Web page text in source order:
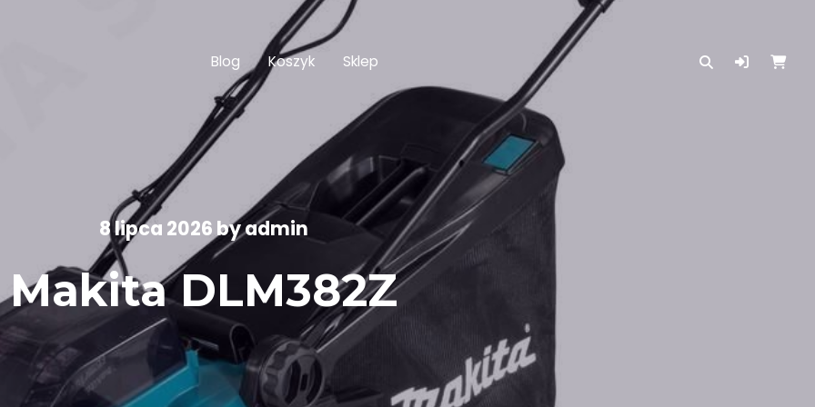
Blog Koszyk Sklep
8 lipca 2026 byadmin
Makita DLM382Z